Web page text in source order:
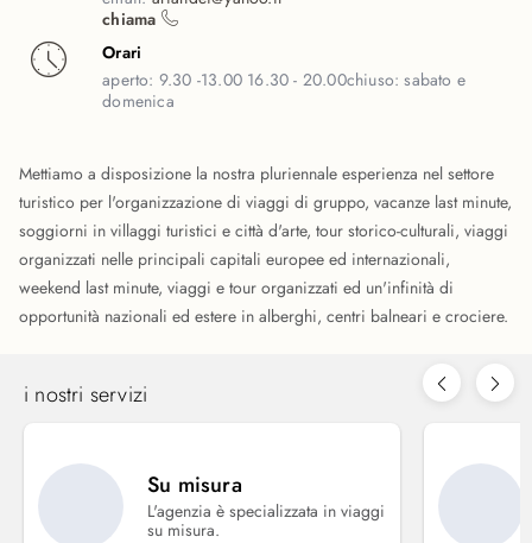
chiama
Orari
aperto: 9.30 -13.00 16.30 - 20.00chiuso:sabato e
domenica
Mettiamo a disposizione la nostra pluriennale esperienza nel settore
turistico per l'organizzazione di viaggi di gruppo, vacanze last minute,
soggiorni in villaggi turistici e città d'arte, tour storico-culturali, viaggi
organizzati nelle principali capitali europee ed internazionali,
weekend last minute, viaggi e tour organizzati ed un'infinità di
opportunità nazionali ed estere in alberghi, centri balneari e crociere.
i nostri servizi
Su misura
L'agenzia è specializzata in viaggi
su misura.